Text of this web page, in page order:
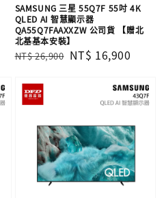
SAMSUNG 三星 55Q7F 55吋 4K
QLED AI 智慧顯示器
QA55Q7FAAXXZW 公司貨 【贈北
北基基本安裝】
Regular
NT$ 26,900 Sale
NT$ 16,900